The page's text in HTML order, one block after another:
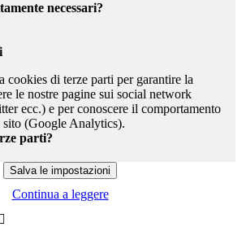
necessari?
cookies di terze parti per garantire la
le nostre pagine sui social network
ecc.) e per conoscere il comportamento
(Google Analytics).
parti?
Continua a leggere
